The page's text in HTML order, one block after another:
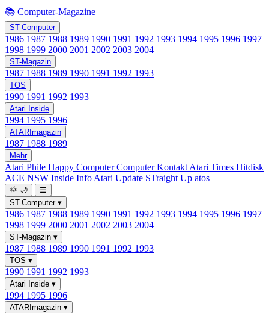
📚 Computer-Magazine
ST-Computer
1986 1987 1988 1989 1990 1991 1992 1993 1994 1995 1996 1997
1998 1999 2000 2001 2002 2003 2004
ST-Magazin
1987 1988 1989 1990 1991 1992 1993
TOS
1990 1991 1992 1993
Atari Inside
1994 1995 1996
ATARImagazin
1987 1988 1989
Mehr
Atari Phile Happy ComputerComputer Kontakt Atari Times Hitdisk
ACE NSW Inside Info Atari Update STraight Up atos
🌞 🌙
☰
ST-Computer ▾
1986 1987 1988 1989 1990 1991 1992 1993 1994 1995 1996 1997
1998 1999 2000 2001 2002 2003 2004
ST-Magazin ▾
1987 1988 1989 1990 1991 1992 1993
TOS ▾
1990 1991 1992 1993
Atari Inside ▾
1994 1995 1996
ATARImagazin ▾